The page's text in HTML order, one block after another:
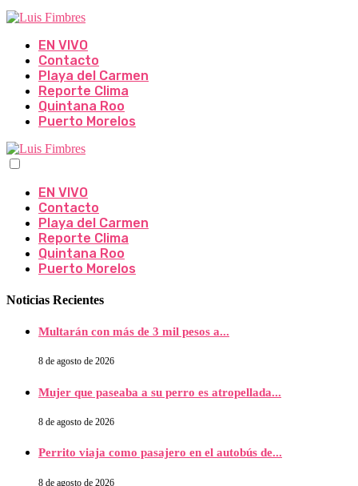
EN VIVO
Contacto
Playa del Carmen
Reporte Clima
Quintana Roo
Puerto Morelos
EN VIVO
Contacto
Playa del Carmen
Reporte Clima
Quintana Roo
Puerto Morelos
Noticias Recientes
Multarán con más de 3 mil pesos a...
8 de agosto de 2026
Mujer que paseaba a su perro es atropellada...
8 de agosto de 2026
Perrito viaja como pasajero en el autobús de...
8 de agosto de 2026